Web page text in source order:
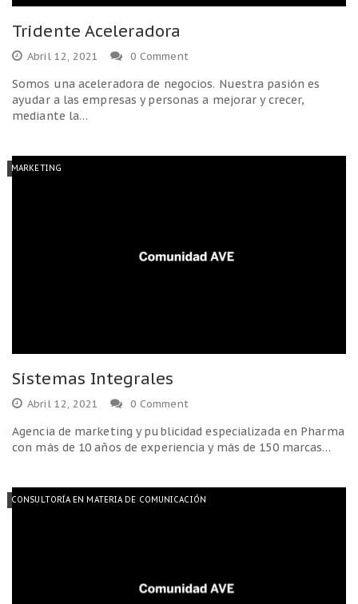
Tridente Aceleradora
Abril 12, 2021 0 Comment
Somos una aceleradora de negocios. Nuestra pasión es
ayudar a las empresas y personas a mejorar y crecer,
mediante la…
MARKETING
Sistemas Integrales
Abril 12, 2021 0 Comment
Agencia de marketing y publicidad especializada en Pharma
con más de 10 años de experiencia y más de 150 marcas…
CONSULTORÍA EN MATERIA DE COMUNICACIÓN